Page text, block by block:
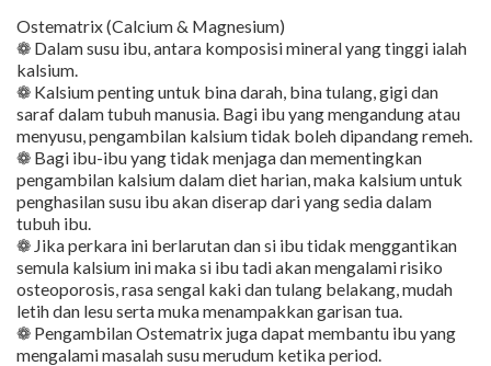
Ostematrix (Calcium & Magnesium)
❁ Dalam susu ibu, antara komposisi mineral yang tinggi ialah
kalsium.
❁ Kalsium penting untuk bina darah, bina tulang, gigi dan
saraf dalam tubuh manusia. Bagi ibu yang mengandung atau
menyusu, pengambilan kalsium tidak boleh dipandang remeh.
❁ Bagi ibu-ibu yang tidak menjaga dan mementingkan
pengambilan kalsium dalam diet harian, maka kalsium untuk
penghasilan susu ibu akan diserap dari yang sedia dalam
tubuh ibu.
❁ Jika perkara ini berlarutan dan si ibu tidak menggantikan
semula kalsium ini maka si ibu tadi akan mengalami risiko
osteoporosis, rasa sengal kaki dan tulang belakang, mudah
letih dan lesu serta muka menampakkan garisan tua.
❁ Pengambilan Ostematrix juga dapat membantu ibu yang
mengalami masalah susu merudum ketika period.